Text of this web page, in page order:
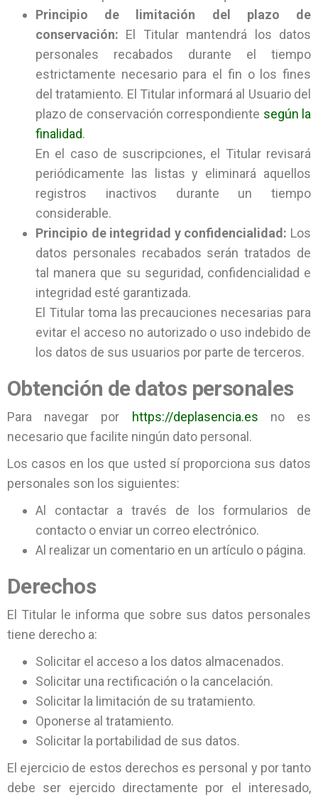
Principio de limitación del plazo de
conservación: El Titular mantendrá los datos
personales recabados durante el tiempo
estrictamente necesario para el fin o los fines
del tratamiento. El Titular informará al Usuario del
plazo de conservación correspondiente según la
finalidad.
En el caso de suscripciones, el Titular revisará
periódicamente las listas y eliminará aquellos
registros inactivos durante un tiempo
considerable.
Principio de integridad y confidencialidad: Los
datos personales recabados serán tratados de
tal manera que su seguridad, confidencialidad e
integridad esté garantizada.
El Titular toma las precauciones necesarias para
evitar el acceso no autorizado o uso indebido de
los datos de sus usuarios por parte de terceros.
Obtención de datos personales
Para navegar por https://deplasencia.es no es
necesario que facilite ningún dato personal.
Los casos en los que usted sí proporciona sus datos
personales son los siguientes:
Al contactar a través de los formularios de
contacto o enviar un correo electrónico.
Al realizar un comentario en un artículo o página.
Derechos
El Titular le informa que sobre sus datos personales
tiene derecho a:
Solicitar el acceso a los datos almacenados.
Solicitar una rectificación o la cancelación.
Solicitar la limitación de su tratamiento.
Oponerse al tratamiento.
Solicitar la portabilidad de sus datos.
El ejercicio de estos derechos es personal y por tanto
debe ser ejercido directamente por el interesado,